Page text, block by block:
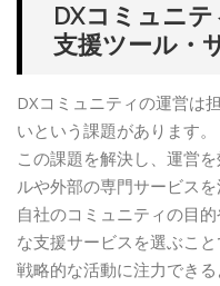
DXコミュニ
支援ツール・
DXコミュニティの運営は
いという課題があります。
この課題を解決し、運営
ルや外部の専門サービス
自社のコミュニティの目
な支援サービスを選ぶこ
戦略的な活動に注力できる